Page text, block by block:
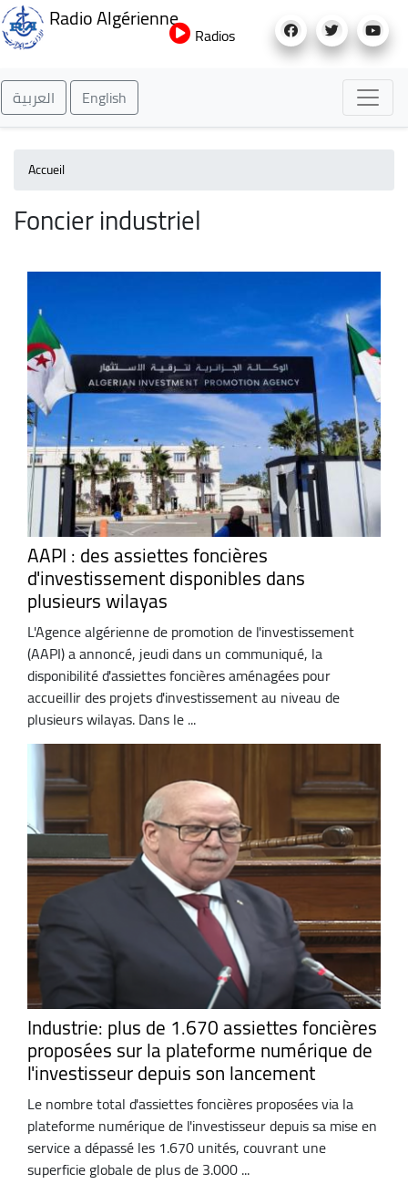
au
Radio Algérienne
Radios
العربية English
Accueil
Foncier industriel
AAPI : des assiettes foncières
d'investissement disponibles dans
plusieurs wilayas
L'Agence algérienne de promotion de l'investissement
(AAPI) a annoncé, jeudi dans un communiqué, la
disponibilité d'assiettes foncières aménagées pour
accueillir des projets d'investissement au niveau de
plusieurs wilayas. Dans le ...
Industrie: plus de 1.670 assiettes foncières
proposées sur la plateforme numérique de
l'investisseur depuis son lancement
Le nombre total d'assiettes foncières proposées via la
plateforme numérique de l'investisseur depuis sa mise en
service a dépassé les 1.670 unités, couvrant une
superficie globale de plus de 3.000 ...